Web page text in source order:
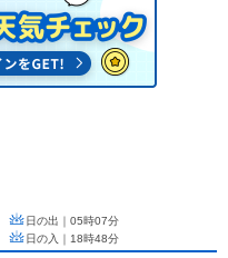
日の出｜ 05時07分
日の入｜ 18時48分